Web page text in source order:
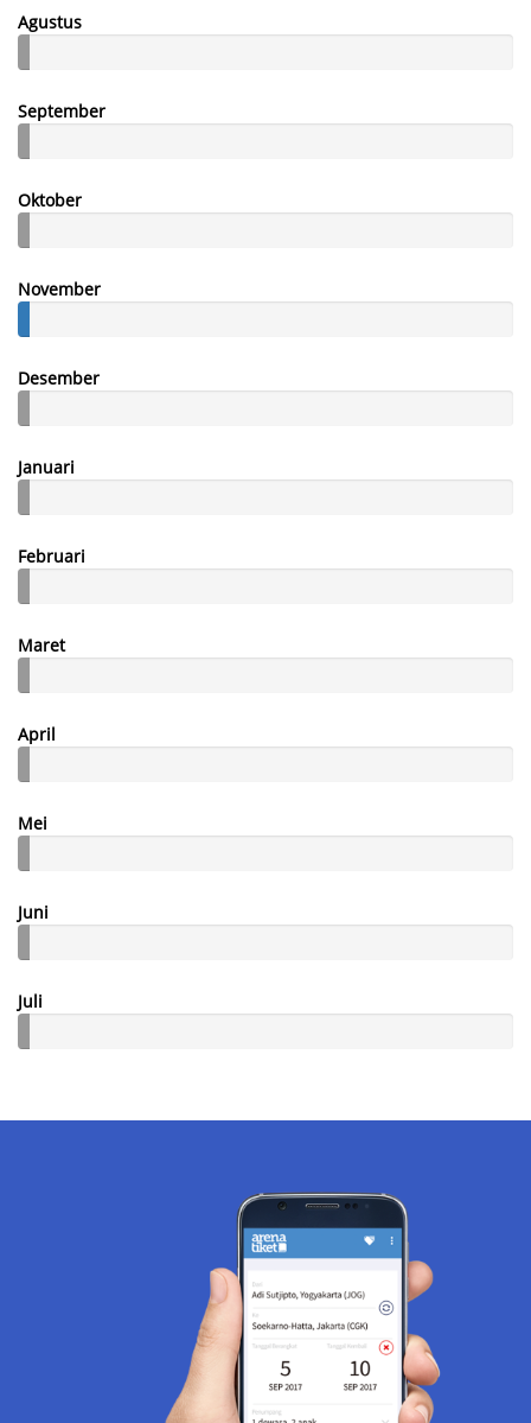
Agustus
September
Oktober
November
Desember
Januari
Februari
Maret
April
Mei
Juni
Juli